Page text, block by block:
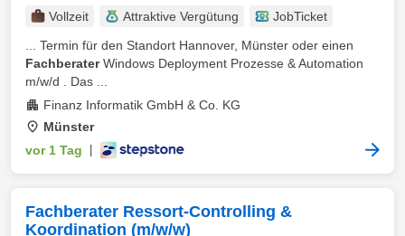
Vollzeit Attraktive Vergütung
JobTicket
... Termin für den Standort Hannover, Münster oder einen
FachberaterWindows Deployment Prozesse & Automation
m/w/d . Das ...
Finanz Informatik GmbH & Co. KG
Münster
vor 1 Tag
Fachberater Ressort-Controlling &
Koordination (m/w/w)